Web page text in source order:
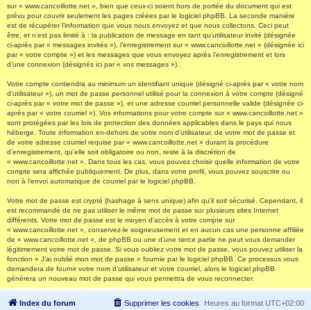
sur « www.cancoillotte.net », bien que ceux-ci soient hors de portée du document qui est
prévu pour couvrir seulement les pages créées par le logiciel phpBB. La seconde manière
est de récupérer l’information que vous nous envoyez et que nous collectons. Ceci peut
être, et n’est pas limité à : la publication de message en tant qu’utilisateur invité (désignée
ci-après par « messages invités »), l’enregistrement sur « www.cancoillotte.net » (désignée ici
par « votre compte ») et les messages que vous envoyez après l’enregistrement et lors
d’une connexion (désignés ici par « vos messages »).
Votre compte contiendra au minimum un identifiant unique (désigné ci-après par « votre nom
d’utilisateur »), un mot de passe personnel utilisé pour la connexion à votre compte (désigné
ci-après par « votre mot de passe »), et une adresse courriel personnelle valide (désignée ci-
après par « votre courriel »). Vos informations pour votre compte sur « www.cancoillotte.net »
sont protégées par les lois de protection des données applicables dans le pays qui nous
héberge. Toute information en-dehors de votre nom d’utilisateur, de votre mot de passe et
de votre adresse courriel requise par « www.cancoillotte.net » durant la procédure
d’enregistrement, qu’elle soit obligatoire ou non, reste à la discrétion de
« www.cancoillotte.net ». Dans tous les cas, vous pouvez choisir quelle information de votre
compte sera affichée publiquement. De plus, dans votre profil, vous pouvez souscrire ou
non à l’envoi automatique de courriel par le logiciel phpBB.
Votre mot de passe est crypté (hashage à sens unique) afin qu’il soit sécurisé. Cependant, il
est recommandé de ne pas utiliser le même mot de passe sur plusieurs sites Internet
différents. Votre mot de passe est le moyen d’accès à votre compte sur
« www.cancoillotte.net », conservez-le soigneusement et en aucun cas une personne affiliée
de « www.cancoillotte.net », de phpBB ou une d’une tierce partie ne peut vous demander
légitimement votre mot de passe. Si vous oubliez votre mot de passe, vous pouvez utiliser la
fonction « J’ai oublié mon mot de passe » fournie par le logiciel phpBB. Ce processus vous
demandera de fournir votre nom d’utilisateur et votre courriel, alors le logiciel phpBB
générera un nouveau mot de passe qui vous permettra de vous reconnecter.
Index du forum Heures au format UTC+02:00
Supprimer les cookies